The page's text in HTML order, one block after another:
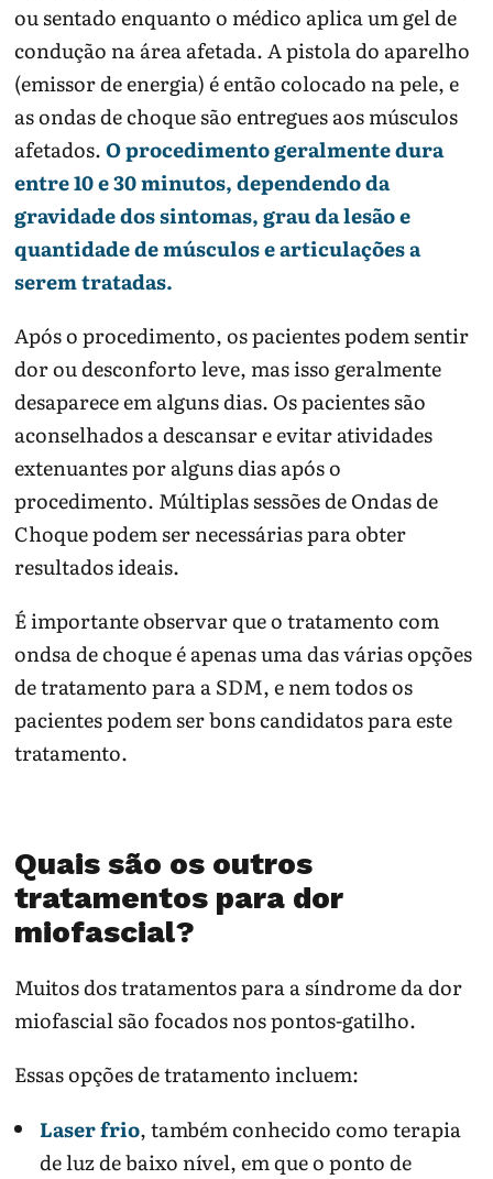
ou sentado enquanto o médico aplica um gel de
condução na área afetada. A pistola do aparelho
(emissor de energia) é então colocado na pele, e
as ondas de choque são entregues aos músculos
afetados.O procedimento geralmente dura
entre 10 e 30 minutos, dependendo da
gravidade dos sintomas, grau da lesão e
quantidade de músculos e articulações a
serem tratadas.
Após o procedimento, os pacientes podem sentir
dor ou desconforto leve, mas isso geralmente
desaparece em alguns dias. Os pacientes são
aconselhados a descansar e evitar atividades
extenuantes por alguns dias após o
procedimento. Múltiplas sessões de Ondas de
Choque podem ser necessárias para obter
resultados ideais.
É importante observar que o tratamento com
ondsa de choque é apenas uma das várias opções
de tratamento para a SDM, e nem todos os
pacientes podem ser bons candidatos para este
tratamento.
Quais são os outros
tratamentos para dor
miofascial?
Muitos dos tratamentos para a síndrome da dor
miofascial são focados nos pontos-gatilho.
Essas opções de tratamento incluem:
Laser frio, também conhecido como terapia
de luz de baixo nível, em que o ponto de